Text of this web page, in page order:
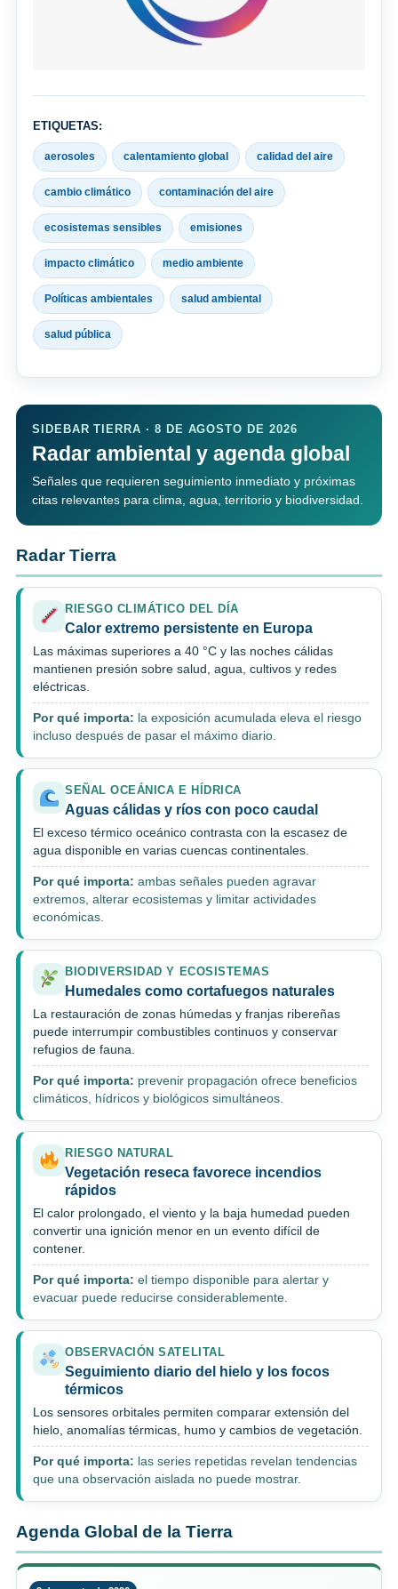
ETIQUETAS:
aerosoles calentamiento global calidad del aire
cambio climático contaminación del aire
ecosistemas sensibles emisiones
impacto climático medio ambiente
Políticas ambientales salud ambiental
salud pública
SIDEBAR TIERRA · 8 DE AGOSTO DE 2026
Radar ambiental y agenda global
Señales que requieren seguimiento inmediato y próximas
citas relevantes para clima, agua, territorio y biodiversidad.
Radar Tierra
RIESGO CLIMÁTICO DEL DÍA
Calor extremo persistente en Europa
Las máximas superiores a 40 °C y las noches cálidas
mantienen presión sobre salud, agua, cultivos y redes
eléctricas.
Por qué importa: la exposición acumulada eleva el riesgo
incluso después de pasar el máximo diario.
SEÑAL OCEÁNICA E HÍDRICA
Aguas cálidas y ríos con poco caudal
El exceso térmico oceánico contrasta con la escasez de
agua disponible en varias cuencas continentales.
Por qué importa: ambas señales pueden agravar
extremos, alterar ecosistemas y limitar actividades
económicas.
BIODIVERSIDAD Y ECOSISTEMAS
Humedales como cortafuegos naturales
La restauración de zonas húmedas y franjas ribereñas
puede interrumpir combustibles continuos y conservar
refugios de fauna.
Por qué importa: prevenir propagación ofrece beneficios
climáticos, hídricos y biológicos simultáneos.
RIESGO NATURAL
Vegetación reseca favorece incendios
rápidos
El calor prolongado, el viento y la baja humedad pueden
convertir una ignición menor en un evento difícil de
contener.
Por qué importa: el tiempo disponible para alertar y
evacuar puede reducirse considerablemente.
OBSERVACIÓN SATELITAL
Seguimiento diario del hielo y los focos
térmicos
Los sensores orbitales permiten comparar extensión del
hielo, anomalías térmicas, humo y cambios de vegetación.
Por qué importa: las series repetidas revelan tendencias
que una observación aislada no puede mostrar.
Agenda Global de la Tierra